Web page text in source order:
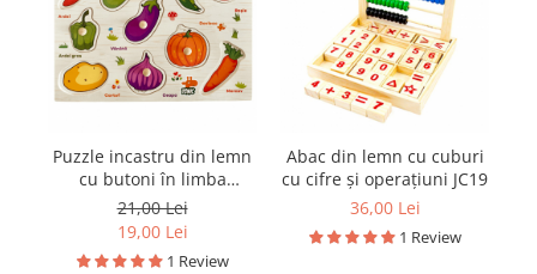
Puzzle incastru din lemn
cu butoni în limba
română cu legume JC34
21,00 Lei
19,00 Lei
1 Review
Abac din lemn cu cuburi
cu cifre și operațiuni JC19
36,00 Lei
1 Review